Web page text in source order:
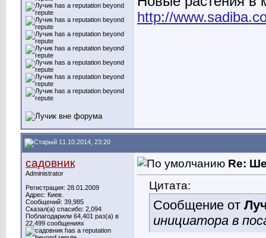
http://
11.10.2014, 23:20
садовник
Administrator
Регистрация: 28.01.2009
Адрес: Киев.
Сообщений: 39,985
Сказал(а) спасибо: 2,094
Поблагодарили 64,401 раз(а) в
22,499 сообщениях
Re:
Цитата:
Сообщение от
инициатора в